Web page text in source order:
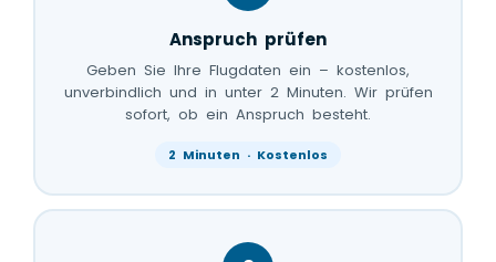
Anspruch prüfen
Geben Sie Ihre Flugdaten ein – kostenlos,
unverbindlich und in unter 2 Minuten. Wir prüfen
sofort, ob ein Anspruch besteht.
2 Minuten · Kostenlos